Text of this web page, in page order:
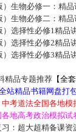
）生物必修一：精
）生物必修二：精
）选择性必修1精品
）选择性必修2精品
）选择性必修3精品
精品专题推荐【全
站精品书籍网盘打
考道法全国各地模
地高考政治模拟试
：超大超精备课